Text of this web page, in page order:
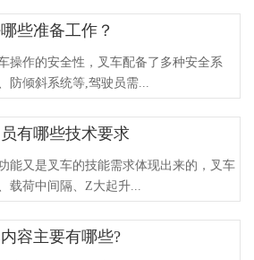
些准备工作？
操作的安全性，叉车配备了多种安全系
防倾斜系统等,驾驶员需...
有哪些技术要求
能又是叉车的技能需求体现出来的，叉车
载荷中间隔、Z大起升...
容主要有哪些?